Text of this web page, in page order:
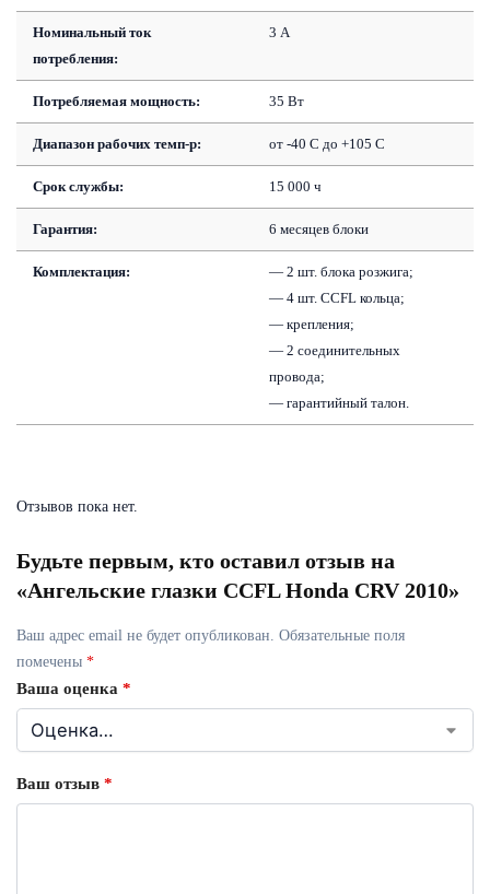
Номинальный ток
потребления:
3 А
Потребляемая мощность: 35 Вт
Диапазон рабочих темп-р: от -40 С до +105 С
Срок службы: 15 000 ч
Гарантия: 6 месяцев блоки
Комплектация:
— 2 шт. блока розжига;
— 4 шт. CCFL кольца;
— крепления;
— 2 соединительных
провода;
— гарантийный талон.
Отзывов пока нет.
Будьте первым, кто оставил отзыв на
«Ангельские глазки CCFL Honda CRV 2010»
Ваш адрес email не будет опубликован. Обязательные поля
помечены *
Ваша оценка *
Ваш отзыв *